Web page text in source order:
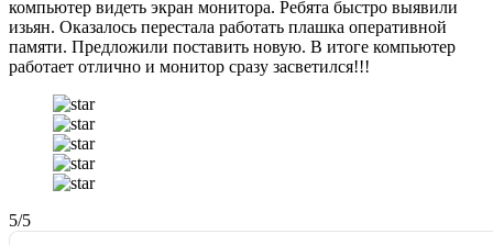
компьютер видеть экран монитора. Ребята быстро выявили
изьян. Оказалось перестала работать плашка оперативной
памяти. Предложили поставить новую. В итоге компьютер
работает отлично и монитор сразу засветился!!!
5/5